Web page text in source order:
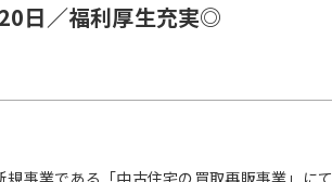
日／福利厚生充実◎